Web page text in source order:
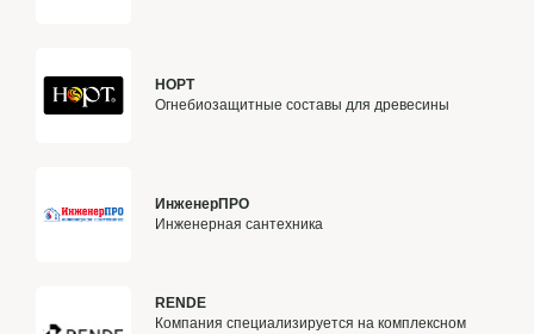
НОРТ
Огнебиозащитные составы для древесины
ИнженерПРО
Инженерная сантехника
RENDE
Компания специализируется на комплексном